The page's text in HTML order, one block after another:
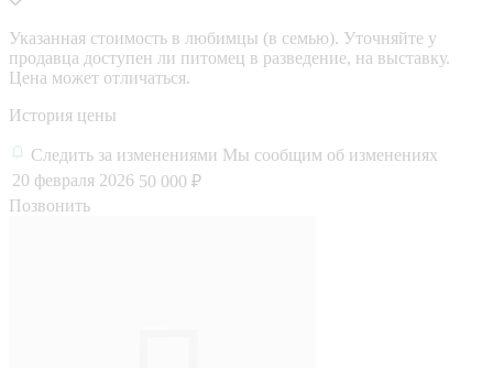
Указанная стоимость в любимцы (в семью). Уточняйте у
продавца доступен ли питомец в разведение, на выставку.
Цена может отличаться.
История цены
Следить за изменениями Мы сообщим об изменениях
20 февраля 2026 50 000 ₽
Позвонить